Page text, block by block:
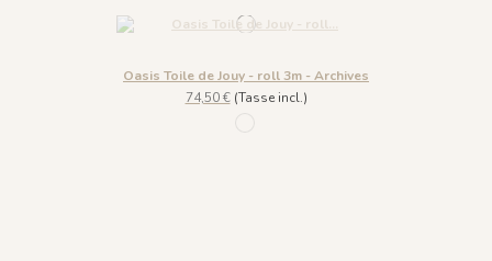
Oasis Toile de Jouy - roll 3m - Archives
74,50 €(Tasse incl.)